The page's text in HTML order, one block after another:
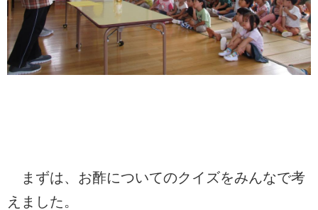
まずは、お酢についてのクイズをみんなで考
えました。